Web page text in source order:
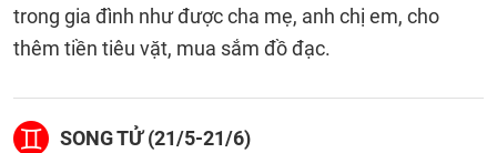
trong gia đình như được cha mẹ, anh chị em, cho
thêm tiền tiêu vặt, mua sắm đồ đạc.
SONG TỬ (21/5-21/6)